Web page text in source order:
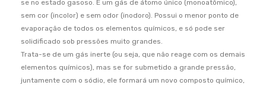
se no estado gasoso. É um gás de átomo único (monoatômico),
sem cor (incolor) e sem odor (inodoro). Possui o menor ponto de
evaporação de todos os elementos químicos, e só pode ser
solidificado sob pressões muito grandes.
Trata-se de um gás inerte (ou seja, que não reage com os demais
elementos químicos), mas se for submetido a grande pressão,
juntamente com o sódio, ele formará um novo composto químico,